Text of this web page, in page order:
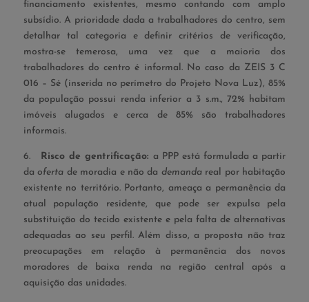
financiamento existentes, mesmo contando com amplo
subsídio. A prioridade dada a trabalhadores do centro, sem
detalhar tal categoria e definir critérios de verificação,
mostra-se temerosa, uma vez que a maioria dos
trabalhadores do centro é informal. No caso da ZEIS 3 C
016 – Sé (inserida no perímetro do Projeto Nova Luz), 85%
da população possui renda inferior a 3 s.m., 72% habitam
imóveis alugados e cerca de 85% são trabalhadores
informais.
6. Risco de gentrificação:a PPP está formulada a partir
daoferta de moradia e não da demandareal por habitação
existente no território. Portanto, ameaça a permanência da
atual população residente, que pode ser expulsa pela
substituição do tecido existente e pela falta de alternativas
adequadas ao seu perfil. Além disso, a proposta não traz
preocupações em relação à permanência dos novos
moradores de baixa renda na região central após a
aquisição das unidades.